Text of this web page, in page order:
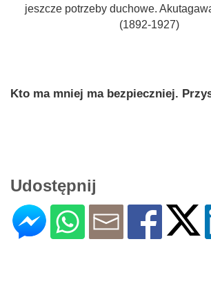
jeszcze potrzeby duchowe.
(1892-1927)
Kto ma mniej ma bezpieczniej.
Udostępnij